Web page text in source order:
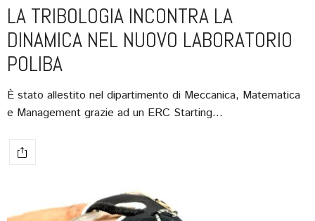
LA TRIBOLOGIA INCONTRA LA
DINAMICA NEL NUOVO LABORATORIO
POLIBA
È stato allestito nel dipartimento di Meccanica, Matematica
e Management grazie ad un ERC Starting…